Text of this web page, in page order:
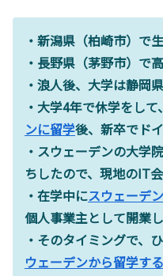
・新潟県（柏崎市）で
・長野県（茅野市）で
・浪人後、大学は静岡
・大学4年で休学をし
ンに留学後、新卒でド
・スウェーデンの大学
ちしたので、現地のIT
・在学中にスウェーデ
個人事業主として開業
・そのタイミングで、
ウェーデンから留学す